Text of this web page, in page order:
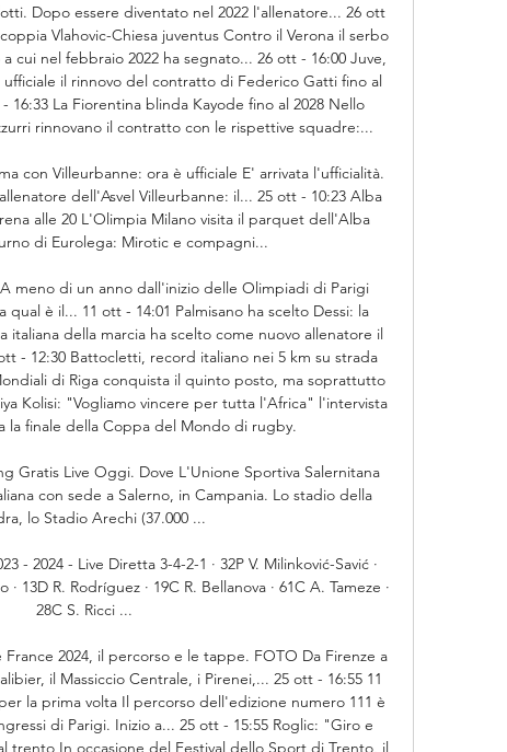
Dopo essere diventato nel 2022 l'allenatore... 26 ott
Vlahovic-Chiesa juventus Contro il Verona il serbo
cui nel febbraio 2022 ha segnato... 26 ott - 16:00 Juve,
ufficiale il rinnovo del contratto di Federico Gatti fino al
16:33 La Fiorentina blinda Kayode fino al 2028 Nello
rinnovano il contratto con le rispettive squadre:...
con Villeurbanne: ora è ufficiale E' arrivata l'ufficialità.
dell'Asvel Villeurbanne: il... 25 ott - 10:23 Alba
alle 20 L'Olimpia Milano visita il parquet dell'Alba
di Eurolega: Mirotic e compagni...
meno di un anno dall'inizio delle Olimpiadi di Parigi
qual è il... 11 ott - 14:01 Palmisano ha scelto Dessi: la
italiana della marcia ha scelto come nuovo allenatore il
- 12:30 Battocletti, record italiano nei 5 km su strada
di Riga conquista il quinto posto, ma soprattutto
Kolisi: "Vogliamo vincere per tutta l'Africa" l'intervista
la finale della Coppa del Mondo di rugby.
Gratis Live Oggi. Dove L'Unione Sportiva Salernitana
con sede a Salerno, in Campania. Lo stadio della
lo Stadio Arechi (37.000 ...
- 2024 - Live Diretta 3-4-2-1 · 32P V. Milinković-Savić ·
13D R. Rodríguez · 19C R. Bellanova · 61C A. Tameze ·
28C S. Ricci ...
2024, il percorso e le tappe. FOTO Da Firenze a
il Massiccio Centrale, i Pirenei,... 25 ott - 16:55 11
la prima volta Il percorso dell'edizione numero 111 è
di Parigi. Inizio a... 25 ott - 15:55 Roglic: "Giro e
trento In occasione del Festival dello Sport di Trento, il